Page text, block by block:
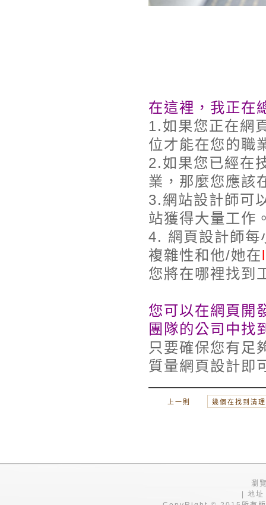
在這裡，我正在
1.如果您正在網
位才能在您的職
2.如果您已經在
業，那麼您應該
3.網站設計師可
站獲得大量工作
4. 網頁設計師每
複雜性和他/她在
您將在哪裡找到
您可以在網頁開
團隊的公司中找
只要確保您有足
質量網頁設計即
上一則 幾個在找到清
瀏
| 地